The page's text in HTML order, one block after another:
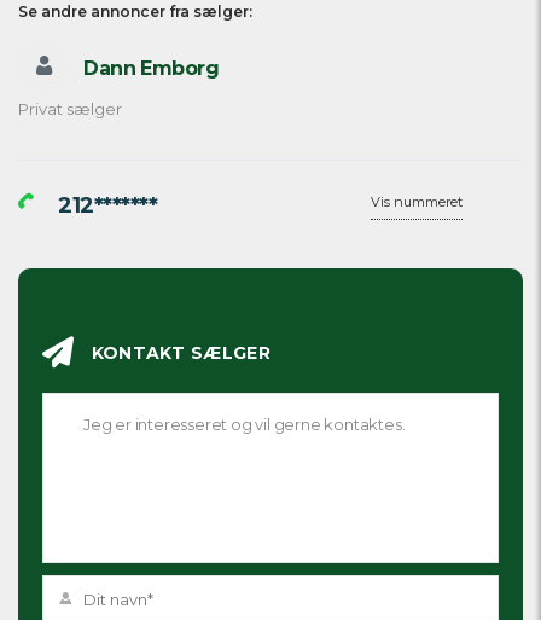
Se andre annoncer fra sælger:
Dann Emborg
Privat sælger
212******* Vis nummeret
KONTAKT SÆLGER